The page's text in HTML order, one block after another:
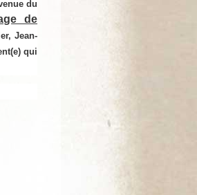
du
de
Jean-
qui